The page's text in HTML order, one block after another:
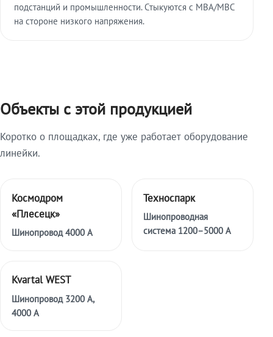
подстанций и промышленности. Стыкуются с МВА/МВС
на стороне низкого напряжения.
Объекты с этой продукцией
Коротко о площадках, где уже работает оборудование
линейки.
Космодром
«Плесецк»
Шинопровод 4000 А
Техноспарк
Шинопроводная
система 1200–5000 А
Kvartal WEST
Шинопровод 3200 А,
4000 А